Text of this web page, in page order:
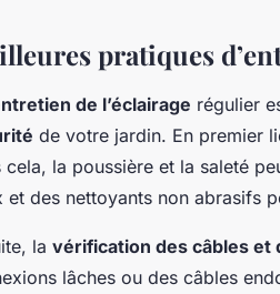
pratiques
de l’éclairage régulier
de votre jardin. En premier
cela, la poussière et la saleté
et des nettoyants non abrasifs
la vérification des câbles et
lâches ou des câbles